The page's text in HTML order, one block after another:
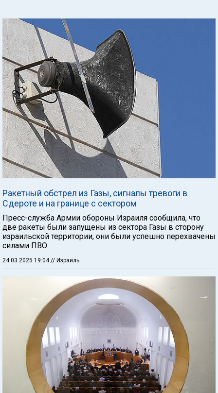
Ракетный обстрел из Газы, сигналы тревоги в
Сдероте и на границе с сектором
Пресс-служба Армии обороны Израиля сообщила, что
две ракеты были запущены из сектора Газы в сторону
израильской территории, они были успешно перехвачены
силами ПВО.
24.03.2025 19:04 // Израиль